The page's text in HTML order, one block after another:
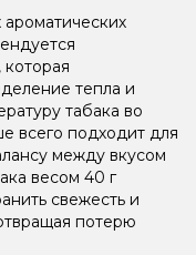
которая
тепла и
табака во
всего подходит для
между вкусом
весом 40 г
свежесть и
потерю